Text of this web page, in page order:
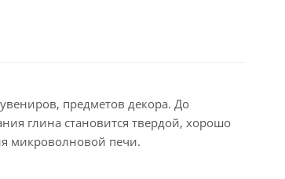
предметов декора. До
глина становится твердой, хорошо
микроволновой печи.